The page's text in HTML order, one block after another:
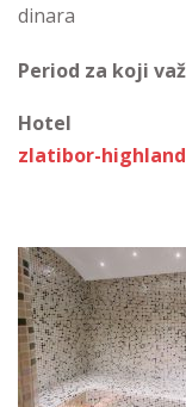
dinara
Period za koji
Hotel
zlatibor-